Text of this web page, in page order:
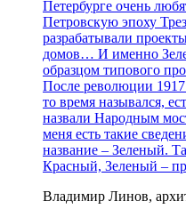
Петербурге очень
Петровскую эпоху
разрабатывали
домов… И именно
образцом типового
После революции
то время назывался,
назвали Народным
меня есть такие
название – Зеленый.
Красный, Зеленый –
Владимир Линов,